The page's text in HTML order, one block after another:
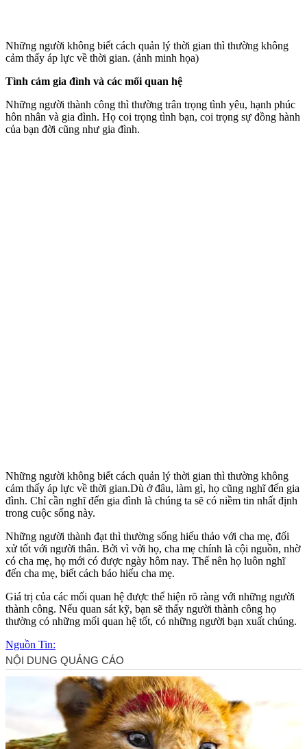
Những người không biết cách quản lý thời gian thì thường không
cảm thấy áp lực về thời gian. (ảnh minh họa)
Tình cảm gia đình và các mối quan hệ
Những người thành công thì thường trân trọng tình yêu, hạnh phúc
hôn nhân và gia đình. Họ coi trọng tình bạn, coi trọng sự đồng hành
của bạn đời cũng như gia đình.
Những người không biết cách quản lý thời gian thì thường không
cảm thấy áp lực về thời gian.Dù ở đâu, làm gì, họ cũng nghĩ đến gia
đình. Chỉ cần nghĩ đến gia đình là chúng ta sẽ có niềm tin nhất định
trong cuộc sống này.
Những người thành đạt thì thường sống hiếu thảo với cha mẹ, đối
xử tốt với người thân. Bởi vì vởi họ, cha mẹ chính là cội nguồn, nhờ
có cha mẹ, họ mới có được ngày hôm nay. Thế nên họ luôn nghĩ
đến cha mẹ, biết cách báo hiếu cha mẹ.
Giá trị của các mối quan hệ được thể hiện rõ ràng với những người
thành công. Nếu quan sát kỹ, bạn sẽ thấy người thành công họ
thường có những mối quan hệ tốt, có những người bạn xuất chúng.
Nguồn Tin: